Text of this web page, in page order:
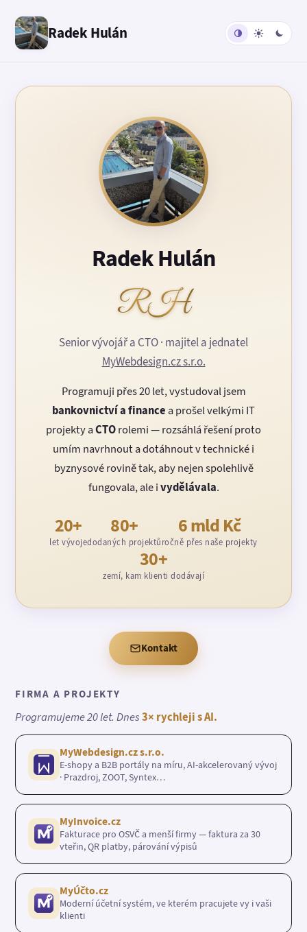
Radek Hulán
Radek Hulán
RH
Senior vývojář a CTO · majitel a jednatel
MyWebdesign.cz s.r.o.
Programuji přes 20 let, vystudoval jsem
bankovnictví a finance a prošel velkými IT
projekty aCTOrolemi — rozsáhlá řešení proto
umím navrhnout a dotáhnout v technické i
byznysové rovině tak, aby nejen spolehlivě
fungovala, ale ivydělávala.
20+
let vývoje
80+
dodaných projektů
6 mld Kč
ročně přes naše projekty
30+
zemí, kam klienti dodávají
Kontakt
FIRMA A PROJEKTY
Programujeme 20 let. Dnes3× rychleji s AI.
MyWebdesign.cz s.r.o.
E-shopy a B2B portály na míru, AI-akcelerovaný vývoj
· Prazdroj, ZOOT, Syntex…
MyInvoice.cz
Fakturace pro OSVČ a menší firmy — faktura za 30
vteřin, QR platby, párování výpisů
MyÚčto.cz
Moderní účetní systém, ve kterém pracujete vy i vaši
klienti